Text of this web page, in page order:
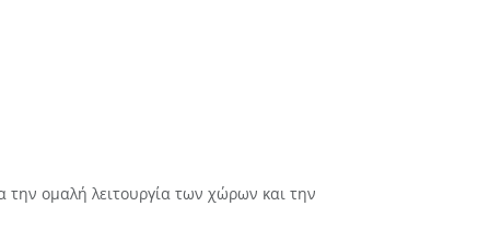
την ομαλή λειτουργία των χώρων και την